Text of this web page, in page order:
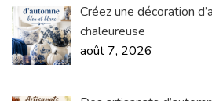
Créez une décoration
chaleureuse
août 7, 2026